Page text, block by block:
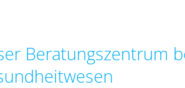
Beratungszentrum